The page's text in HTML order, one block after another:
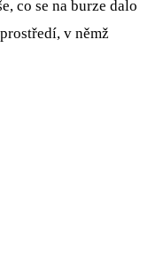
co se na burze dalo
v němž